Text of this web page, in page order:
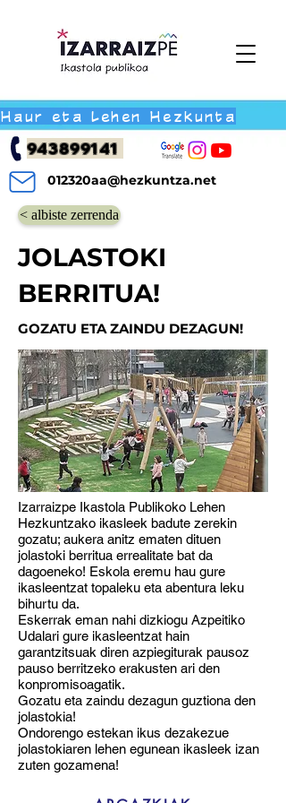
Haur eta Lehen Hezkunta
943899141
012320aa@hezkuntza.net
< albiste zerrenda
JOLASTOKI
BERRITUA!
GOZATU ETA ZAINDU DEZAGUN!
Izarraizpe Ikastola Publikoko Lehen
Hezkuntzako ikasleek badute zerekin
gozatu; aukera anitz ematen dituen
jolastoki berritua errealitate bat da
dagoeneko! Eskola eremu hau gure
ikasleentzat topaleku eta abentura leku
bihurtu da.
Eskerrak eman nahi dizkiogu Azpeitiko
Udalari gure ikasleentzat hain
garantzitsuak diren azpiegiturak pausoz
pauso berritzeko erakusten ari den
konpromisoagatik.
Gozatu eta zaindu dezagun guztiona den
jolastokia!
Ondorengo estekan ikus dezakezue
jolastokiaren lehen egunean ikasleek izan
zuten gozamena!